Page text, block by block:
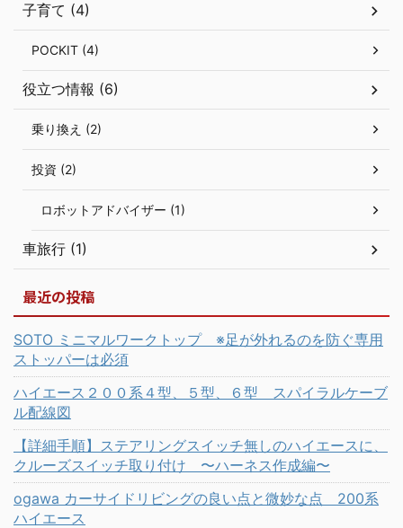
子育て (4)
POCKIT (4)
役立つ情報 (6)
乗り換え (2)
投資 (2)
ロボットアドバイザー (1)
車旅行 (1)
最近の投稿
SOTO ミニマルワークトップ ※足が外れるのを防ぐ専用
ストッパーは必須
ハイエース２００系４型、５型、６型 スパイラルケーブ
ル配線図
【詳細手順】ステアリングスイッチ無しのハイエースに、
クルーズスイッチ取り付け 〜ハーネス作成編〜
ogawa カーサイドリビングの良い点と微妙な点 200系
ハイエース